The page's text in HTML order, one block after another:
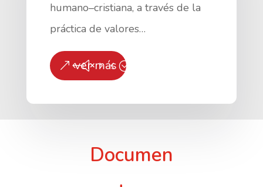
humano–cristiana, a través de la
práctica de valores…
ver más
Documen